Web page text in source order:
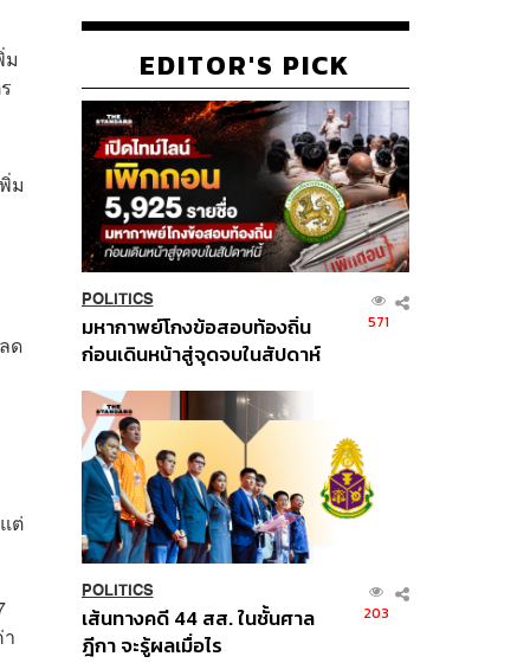
ม
ม
ด
ต่
EDITOR'S PICK
POLITICS
มหากาพย์โกงข้อสอบท้องถิ่น
ก่อนเดินหน้าสู่จุดจบในสัปดาห์
571
POLITICS
เส้นทางคดี 44 สส. ในชั้นศาล
ฎีกา จะรู้ผลเมื่อไร
203